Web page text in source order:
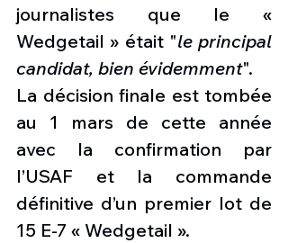
journalistes que le «
Wedgetail » était "le principal
candidat, bien évidemment".
La décision finale est tombée
au 1 mars de cette année
avec la confirmation par
l’USAF et la commande
définitive d’un premier lot de
15 E-7 « Wedgetail ».